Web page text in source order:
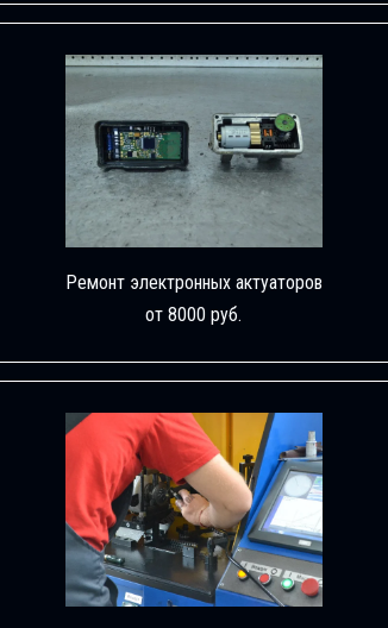
Ремонт электронных актуаторов
от 8000 руб.